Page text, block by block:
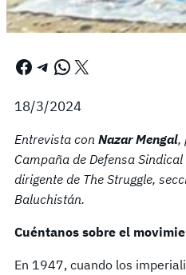
Facebook Telegram WhatsApp X
18/3/2024
Entrevista con Nazar Mengal,
Campaña de Defensa Sindical
dirigente de The Struggle,
Baluchistán.
Cuéntanos sobre el
En 1947, cuando los